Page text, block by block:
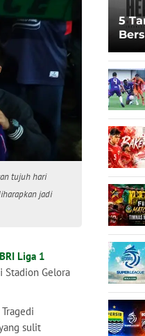
tujuh hari
jadi
BRI Liga 1
Stadion Gelora
sulit
5